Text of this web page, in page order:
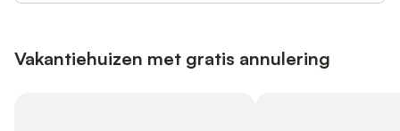
Vakantiehuizen met gratis annulering